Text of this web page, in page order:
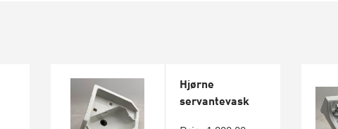
Hjørne
servantevask